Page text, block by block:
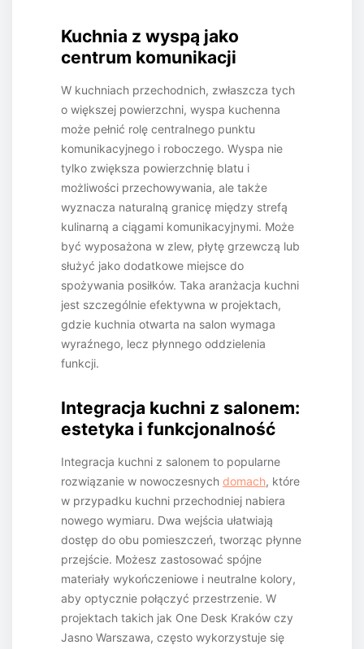
Kuchnia z wyspą jako
centrum komunikacji
W kuchniach przechodnich, zwłaszcza tych
o większej powierzchni, wyspa kuchenna
może pełnić rolę centralnego punktu
komunikacyjnego i roboczego. Wyspa nie
tylko zwiększa powierzchnię blatu i
możliwości przechowywania, ale także
wyznacza naturalną granicę między strefą
kulinarną a ciągami komunikacyjnymi. Może
być wyposażona w zlew, płytę grzewczą lub
służyć jako dodatkowe miejsce do
spożywania posiłków. Taka aranżacja kuchni
jest szczególnie efektywna w projektach,
gdzie kuchnia otwarta na salon wymaga
wyraźnego, lecz płynnego oddzielenia
funkcji.
Integracja kuchni z salonem:
estetyka i funkcjonalność
Integracja kuchni z salonem to popularne
rozwiązanie w nowoczesnych domach, które
w przypadku kuchni przechodniej nabiera
nowego wymiaru. Dwa wejścia ułatwiają
dostęp do obu pomieszczeń, tworząc płynne
przejście. Możesz zastosować spójne
materiały wykończeniowe i neutralne kolory,
aby optycznie połączyć przestrzenie. W
projektach takich jak One Desk Kraków czy
Jasno Warszawa, często wykorzystuje się